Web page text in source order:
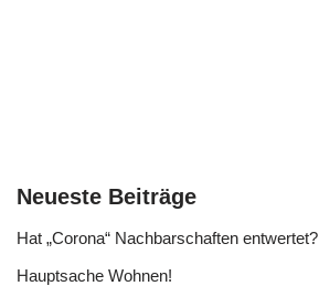
Neueste Beiträge
Hat „Corona“ Nachbarschaften entwertet?
Hauptsache Wohnen!